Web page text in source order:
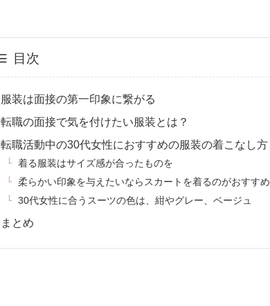
目次
服装は面接の第一印象に繋がる
転職の面接で気を付けたい服装とは？
転職活動中の30代女性におすすめの服装の着こなし方
着る服装はサイズ感が合ったものを
柔らかい印象を与えたいならスカートを着るのがおすすめ
30代女性に合うスーツの色は、紺やグレー、ベージュ
まとめ